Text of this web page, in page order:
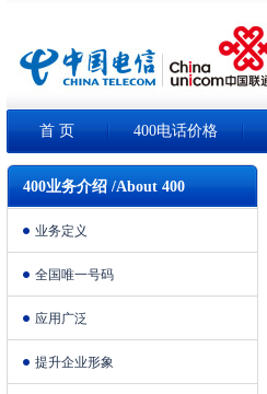
首 页 400电话价格
400业务介绍 /About 400
业务定义
全国唯一号码
应用广泛
提升企业形象